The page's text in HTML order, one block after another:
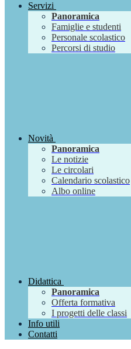
Servizi
Panoramica
Famiglie e studenti
Personale scolastico
Percorsi di studio
Novità
Panoramica
Le notizie
Le circolari
Calendario scolastico
Albo online
Didattica
Panoramica
Offerta formativa
I progetti delle classi
Info utili
Contatti